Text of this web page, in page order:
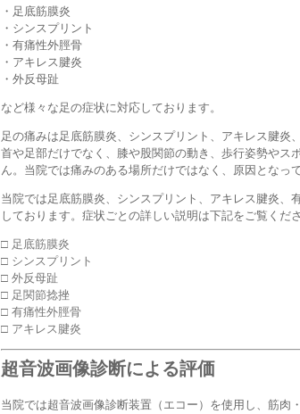
・足底筋膜炎
・シンスプリント
・有痛性外脛骨
・アキレス腱炎
・外反母趾
など様々な足の症状に対応しております。
足の痛みは足底筋膜炎、シンスプリント、アキレス腱炎
首や足部だけでなく、膝や股関節の動き、歩行姿勢やス
ん。当院では痛みのある場所だけではなく、原因となっ
当院では足底筋膜炎、シンスプリント、アキレス腱炎、
しております。症状ごとの詳しい説明は下記をご覧くださ
□ 足底筋膜炎
□ シンスプリント
□ 外反母趾
□ 足関節捻挫
□ 有痛性外脛骨
□ アキレス腱炎
超音波画像診断による評価
当院では超音波画像診断装置（エコー）を使用し、筋肉